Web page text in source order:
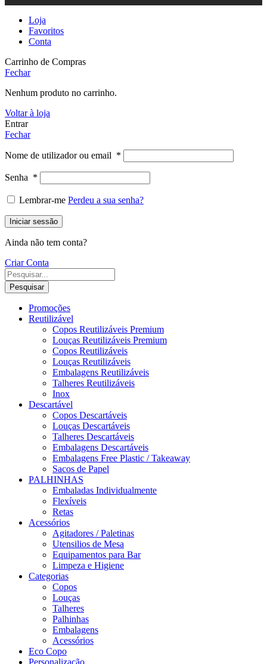
Loja
Favoritos
Conta
Carrinho de Compras
Fechar
Nenhum produto no carrinho.
Voltar à loja
Entrar
Fechar
Nome de utilizador ou email *
Senha *
Lembrar-me Perdeu a sua senha?
Iniciar sessão
Ainda não tem conta?
Criar Conta
Pesquisar
Promoções
Reutilizável
Copos Reutilizáveis Premium
Louças Reutilizáveis Premium
Copos Reutilizáveis
Louças Reutilizáveis
Embalagens Reutilizáveis
Talheres Reutilizáveis
Inox
Descartável
Copos Descartáveis
Louças Descartáveis
Talheres Descartáveis
Embalagens Descartáveis
Embalagens Free Plastic / Takeaway
Sacos de Papel
PALHINHAS
Embaladas Individualmente
Flexíveis
Retas
Acessórios
Agitadores / Paletinas
Utensilios de Mesa
Equipamentos para Bar
Limpeza e Higiene
Categorias
Copos
Louças
Talheres
Palhinhas
Embalagens
Acessórios
Eco Copo
Personalização